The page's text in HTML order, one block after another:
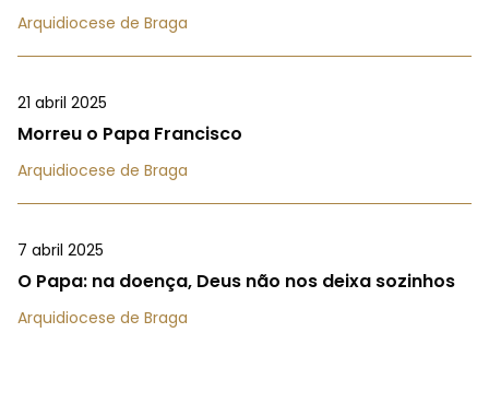
Arquidiocese de Braga
21 abril 2025
Morreu o Papa Francisco
Arquidiocese de Braga
7 abril 2025
O Papa: na doença, Deus não nos deixa sozinhos
Arquidiocese de Braga